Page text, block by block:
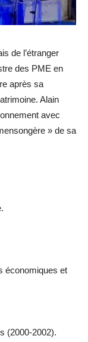
de l’étranger
des PME en
après sa
Alain
avec
» de sa
économiques et
(2000-2002).